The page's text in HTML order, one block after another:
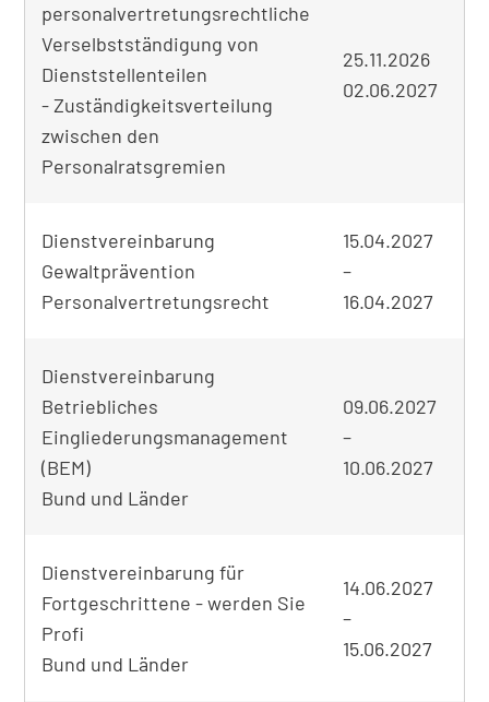
personalvertretungsrechtliche
Verselbstständigung von
Dienststellenteilen
- Zuständigkeitsverteilung
zwischen den
Personalratsgremien
25.11.2026
02.06.2027
Dienstvereinbarung
Gewaltprävention
Personalvertretungsrecht
15.04.2027
–
16.04.2027
Dienstvereinbarung
Betriebliches
Eingliederungsmanagement
(BEM)
Bund und Länder
09.06.2027
–
10.06.2027
Dienstvereinbarung für
Fortgeschrittene - werden Sie
Profi
Bund und Länder
14.06.2027
–
15.06.2027